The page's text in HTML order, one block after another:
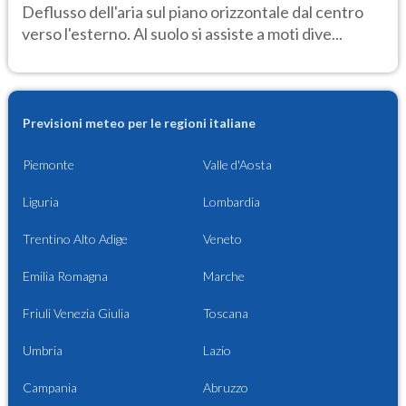
Deflusso dell'aria sul piano orizzontale dal centro
verso l'esterno. Al suolo si assiste a moti dive...
Previsioni meteo per le regioni italiane
Piemonte Valle d'Aosta
Liguria Lombardia
Trentino Alto Adige Veneto
Emilia Romagna Marche
Friuli Venezia Giulia Toscana
Umbria Lazio
Campania Abruzzo